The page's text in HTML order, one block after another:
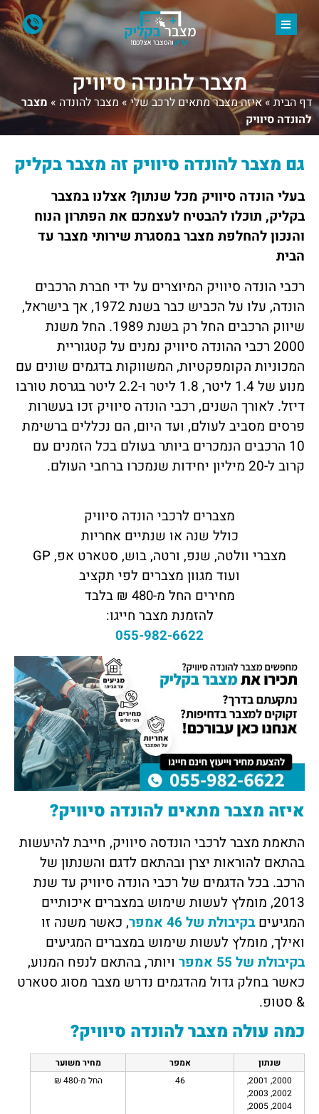
מצבר להונדה סיוויק
דף הבית»איזה מצבר מתאים לרכב שלי» מצבר להונדה » מצבר
להונדה סיוויק
גם מצבר להונדה סיוויק זה מצבר בקליק
בעלי הונדה סיוויק מכל שנתון? אצלנו במצבר
בקליק, תוכלו להבטיח לעצמכם את הפתרון הנוח
והנכון להחלפת מצבר במסגרת שירותי מצבר עד
הבית
רכבי הונדה סיוויק המיוצרים על ידי חברת הרכבים
הונדה, עלו על הכביש כבר בשנת 1972, אך בישראל,
שיווק הרכבים החל רק בשנת 1989. החל משנת
2000 רכבי ההונדה סיוויק נמנים על קטגוריית
המכוניות הקומפקטיות, המשווקות בדגמים שונים עם
מנוע של 1.4 ליטר, 1.8 ליטר ו-2.2 ליטר בגרסת טורבו
דיזל. לאורך השנים, רכבי הונדה סיוויק זכו בעשרות
פרסים מסביב לעולם, ועד היום, הם נכללים ברשימת
10 הרכבים הנמכרים ביותר בעולם בכל הזמנים עם
קרוב ל-20 מיליון יחידות שנמכרו ברחבי העולם.
מצברים לרכבי הונדה סיוויק
כולל שנה או שנתיים אחריות
מצברי וולטה, שנפ, ורטה, בוש, סטארט אפ, GP
ועוד מגוון מצברים לפי תקציב
מחירים החל מ-480 ₪ בלבד
להזמנת מצבר חייגו:
055-982-6622
איזה מצבר מתאים להונדה סיוויק?
התאמת מצבר לרכבי הונדסה סיוויק, חייבת להיעשות
בהתאם להוראות יצרן ובהתאם לדגם והשנתון של
הרכב. בכל הדגמים של רכבי הונדה סיוויק עד שנת
2013, מומלץ לעשות שימוש במצברים איכותיים
המגיעים בקיבולת של 46 אמפר
, כאשר משנה זו
ואילך, מומלץ לעשות שימוש במצברים המגיעים
בקיבולת של 55 אמפר
ויותר, בהתאם לנפח המנוע,
כאשר בחלק גדול מהדגמים נדרש מצבר מסוג סטארט
& סטופ.
כמה עולה מצבר להונדה סיוויק?
שנתון אמפר
מחיר משוער
2000, 2001,
2002, 2003,
2004, 2005,
46 החל מ-480 ₪